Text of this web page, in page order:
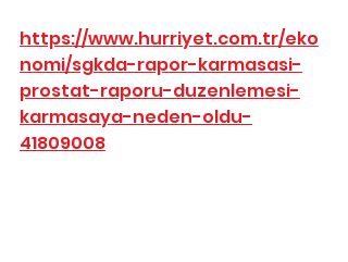
https://www.hurriyet.com.tr/eko
nomi/sgkda-rapor-karmasasi-
prostat-raporu-duzenlemesi-
karmasaya-neden-oldu-
41809008